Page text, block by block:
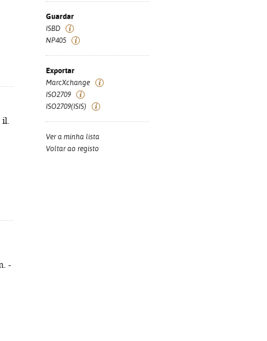
-
Guardar
ISBD
NP405
Exportar
MarcXchange
ISO2709
ISO2709(ISIS)
Ver a minha lista
Voltar ao registo